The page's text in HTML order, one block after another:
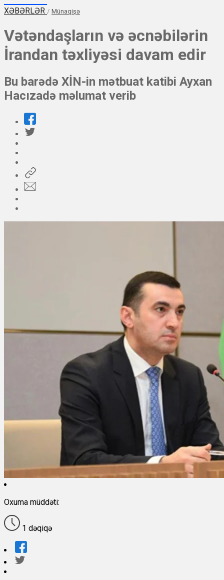
XƏBƏRLƏR / Münaqişə
Vətəndaşların və əcnəbilərin
İrandan təxliyəsi davam edir
Bu barədə XİN-in mətbuat katibi Ayxan
Hacızadə məlumat verib
Oxuma müddəti:
1 dəqiqə